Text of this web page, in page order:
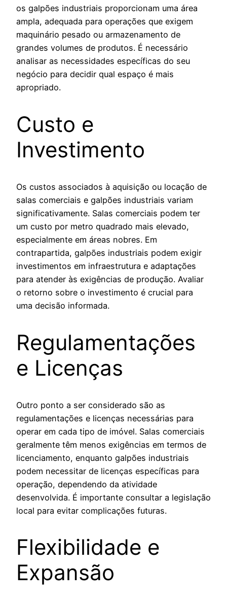
os galpões industriais proporcionam uma área
ampla, adequada para operações que exigem
maquinário pesado ou armazenamento de
grandes volumes de produtos. É necessário
analisar as necessidades específicas do seu
negócio para decidir qual espaço é mais
apropriado.
Custo e
Investimento
Os custos associados à aquisição ou locação de
salas comerciais e galpões industriais variam
significativamente. Salas comerciais podem ter
um custo por metro quadrado mais elevado,
especialmente em áreas nobres. Em
contrapartida, galpões industriais podem exigir
investimentos em infraestrutura e adaptações
para atender às exigências de produção. Avaliar
o retorno sobre o investimento é crucial para
uma decisão informada.
Regulamentações
e Licenças
Outro ponto a ser considerado são as
regulamentações e licenças necessárias para
operar em cada tipo de imóvel. Salas comerciais
geralmente têm menos exigências em termos de
licenciamento, enquanto galpões industriais
podem necessitar de licenças específicas para
operação, dependendo da atividade
desenvolvida. É importante consultar a legislação
local para evitar complicações futuras.
Flexibilidade e
Expansão